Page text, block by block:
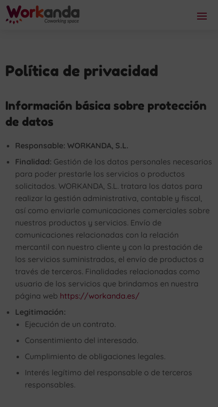
Política de privacidad
Información básica sobre protección
de datos
Responsable: WORKANDA, S.L.
Finalidad: Gestión de los datos personales necesarios
para poder prestarle los servicios o productos
solicitados. WORKANDA, S.L. tratara los datos para
realizar la gestión administrativa, contable y fiscal,
así como enviarle comunicaciones comerciales sobre
nuestros productos y servicios. Envío de
comunicaciones relacionadas con la relación
mercantil con nuestro cliente y con la prestación de
los servicios suministrados, el envío de productos a
través de terceros. Finalidades relacionadas como
usuario de los servicios que brindamos en nuestra
página web https://workanda.es/
Legitimación:
Ejecución de un contrato.
Consentimiento del interesado.
Cumplimiento de obligaciones legales.
Interés legítimo del responsable o de terceros
responsables.